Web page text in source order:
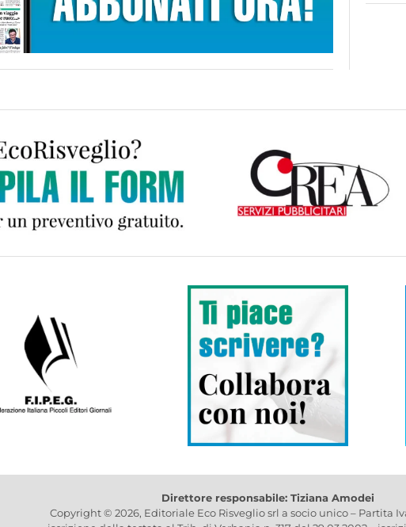
Direttore responsabile: Tiziana Amodei
Copyright © 2026, Editoriale Eco Risveglio srl a socio unico – Partita